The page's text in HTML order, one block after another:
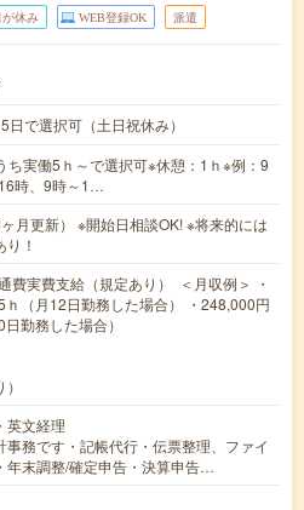
が休み WEB登録OK 派遣
日で選択可（土日祝休み）
ち実働5ｈ～で選択可※休憩：1ｈ※例：9
時、9時～1…
月更新） ※開始日相談OK! ※将来的には
！
費実費支給（規定あり） ＜月収例＞ ・
（月12日勤務した場合） ・248,000円
勤務した場合）
英文経理
事務です・記帳代行・伝票整理、ファイ
年末調整/確定申告・決算申告…